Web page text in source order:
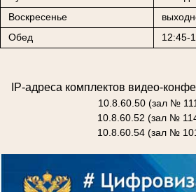
Воскресенье
Обед
12:45-
IP-адреса комплектов видео-
10.8.60.50 (зал №
10.8.60.52 (зал №
10.8.60.54 (зал №